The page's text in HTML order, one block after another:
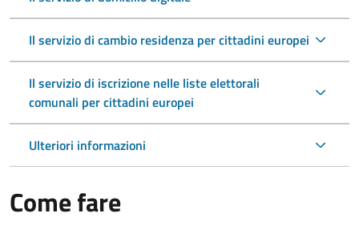
Il servizio di cambio residenza per cittadini europei
Il servizio di iscrizione nelle liste elettorali
comunali per cittadini europei
Ulteriori informazioni
Come fare